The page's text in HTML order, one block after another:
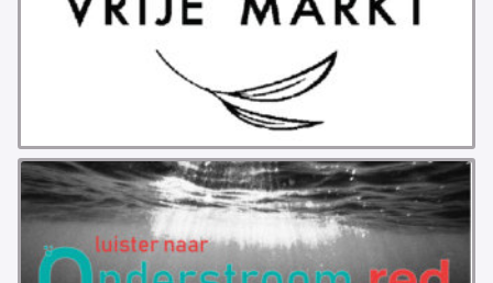
BASTION BASTARDS
DE CRISIS VOORBIJ
FREE JOCK PALFREEMAN
BUITEN DE ORDE